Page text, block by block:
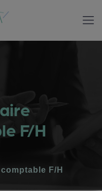
F/H
F/H